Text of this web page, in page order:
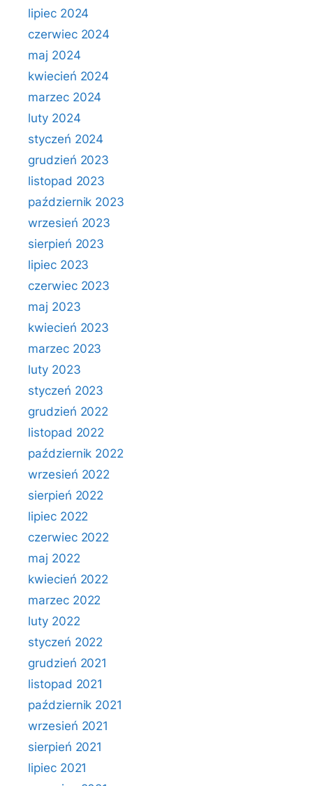
lipiec 2024
czerwiec 2024
maj 2024
kwiecień 2024
marzec 2024
luty 2024
styczeń 2024
grudzień 2023
listopad 2023
październik 2023
wrzesień 2023
sierpień 2023
lipiec 2023
czerwiec 2023
maj 2023
kwiecień 2023
marzec 2023
luty 2023
styczeń 2023
grudzień 2022
listopad 2022
październik 2022
wrzesień 2022
sierpień 2022
lipiec 2022
czerwiec 2022
maj 2022
kwiecień 2022
marzec 2022
luty 2022
styczeń 2022
grudzień 2021
listopad 2021
październik 2021
wrzesień 2021
sierpień 2021
lipiec 2021